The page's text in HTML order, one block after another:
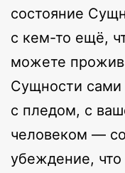
состояние
с кем-то ещё,
можете
Сущности
с пледом, с
человеком —
убеждение,